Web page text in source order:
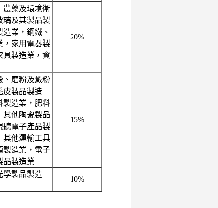
農藥及環境衛
璃及其製品製
業，鋼鐵、
，家用電器製
具製造業，資
20%
、磨粉及澱粉
皮製品製造
製造業，肥料
其他陶瓷製品
聽電子產品製
其他運輸工具
製造業，電子
品製造業
15%
學製品製造
10%